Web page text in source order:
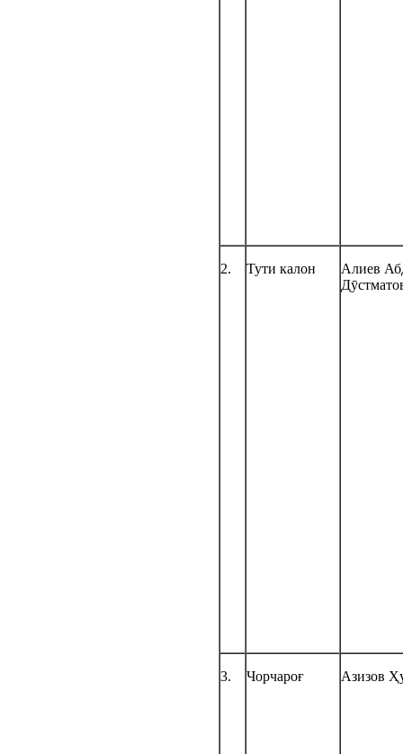
2. Тути калон
Алиев
3. Чорчароғ Азизов